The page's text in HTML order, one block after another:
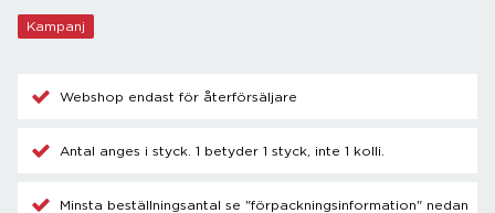
Kampanj
Webshop endast för återförsäljare
Antal anges i styck. 1 betyder 1 styck, inte 1 kolli.
Minsta beställningsantal se "förpackningsinformation" nedan